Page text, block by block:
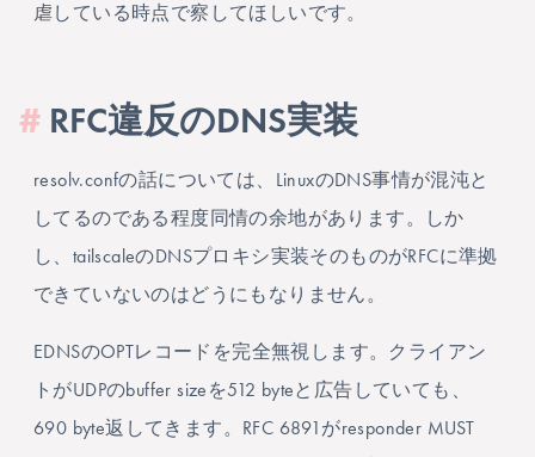
虐している時点で察してほしいです。
# RFC違反のDNS実装
resolv.confの話については、LinuxのDNS事情が混沌と
してるのである程度同情の余地があります。しか
し、tailscaleのDNSプロキシ実装そのものがRFCに準拠
できていないのはどうにもなりません。
EDNSのOPTレコードを完全無視します。クライアン
トがUDPのbuffer sizeを512 byteと広告していても、
690 byte返してきます。RFC 6891がresponder MUST